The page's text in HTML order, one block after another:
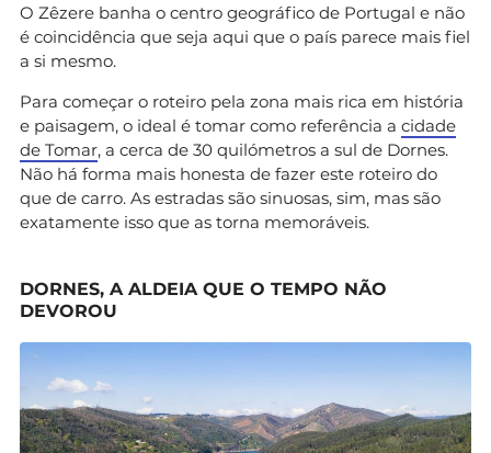
O Zêzere banha o centro geográfico de Portugal e não
é coincidência que seja aqui que o país parece mais fiel
a si mesmo.
Para começar o roteiro pela zona mais rica em história
e paisagem, o ideal é tomar como referência a cidade
de Tomar, a cerca de 30 quilómetros a sul de Dornes.
Não há forma mais honesta de fazer este roteiro do
que de carro. As estradas são sinuosas, sim, mas são
exatamente isso que as torna memoráveis.
DORNES, A ALDEIA QUE O TEMPO NÃO
DEVOROU